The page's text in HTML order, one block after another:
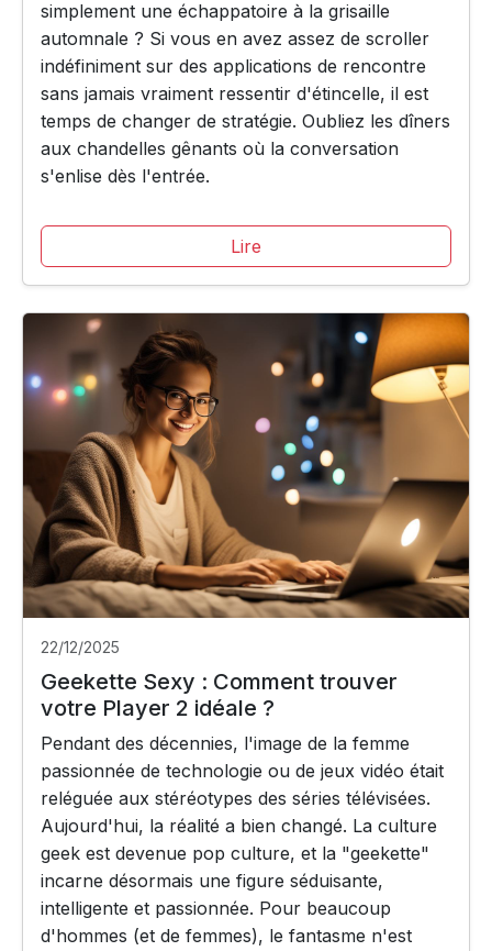
simplement une échappatoire à la grisaille
automnale ? Si vous en avez assez de scroller
indéfiniment sur des applications de rencontre
sans jamais vraiment ressentir d'étincelle, il est
temps de changer de stratégie. Oubliez les dîners
aux chandelles gênants où la conversation
s'enlise dès l'entrée.
Lire
22/12/2025
Geekette Sexy : Comment trouver
votre Player 2 idéale ?
Pendant des décennies, l'image de la femme
passionnée de technologie ou de jeux vidéo était
reléguée aux stéréotypes des séries télévisées.
Aujourd'hui, la réalité a bien changé. La culture
geek est devenue pop culture, et la "geekette"
incarne désormais une figure séduisante,
intelligente et passionnée. Pour beaucoup
d'hommes (et de femmes), le fantasme n'est